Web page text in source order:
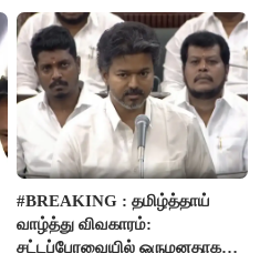
ஊக்கத்தொகையை உயர்த்த
முடிவு - முதலமைச்சர் விஜய்
அறிவிப்பு..!
#BREAKING : தமிழ்த்தாய்
வாழ்த்து விவகாரம்:
சட்டப்பேரவையில் ஒருமனதாக